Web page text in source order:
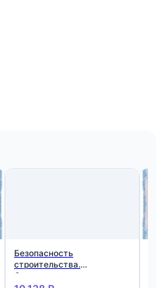
Безопасность
строительства.
Организация